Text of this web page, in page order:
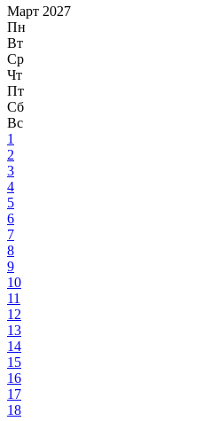
Март 2027
Пн
Вт
Ср
Чт
Пт
Сб
Вс
1
2
3
4
5
6
7
8
9
10
11
12
13
14
15
16
17
18